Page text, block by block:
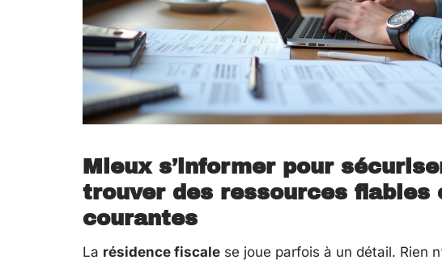
Mieux s’informer pour
trouver des ressources
courantes
La résidence fiscale se joue parfois à un détail. Rien